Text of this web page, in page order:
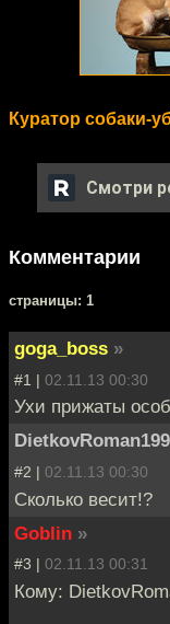
Куратор собаки-
Смотри
Комментарии
cтраницы: 1
goga_boss »
#1 | 02.11.13 00:30
Ухи прижаты
#2 | 02.11.13 00:30
Сколько весит!?
Goblin »
#3 | 02.11.13 00:31
Кому: